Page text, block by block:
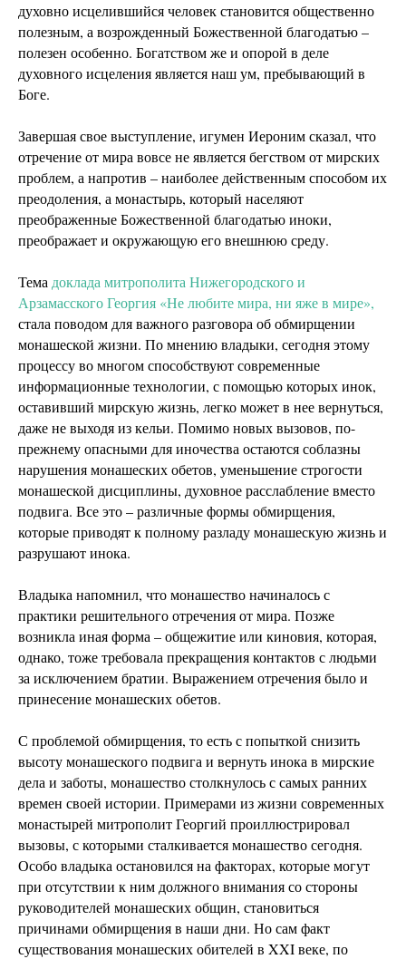
духовно исцелившийся человек становится общественно
полезным, а возрожденный Божественной благодатью –
полезен особенно. Богатством же и опорой в деле
духовного исцеления является наш ум, пребывающий в
Боге.
Завершая свое выступление, игумен Иероним сказал, что
отречение от мира вовсе не является бегством от мирских
проблем, а напротив – наиболее действенным способом их
преодоления, а монастырь, который населяют
преображенные Божественной благодатью иноки,
преображает и окружающую его внешнюю среду.
Тема доклада митрополита Нижегородского и
Арзамасского Георгия «Не любите мира, ни яже в мире»,
стала поводом для важного разговора об обмирщении
монашеской жизни. По мнению владыки, сегодня этому
процессу во многом способствуют современные
информационные технологии, с помощью которых инок,
оставивший мирскую жизнь, легко может в нее вернуться,
даже не выходя из кельи. Помимо новых вызовов, по-
прежнему опасными для иночества остаются соблазны
нарушения монашеских обетов, уменьшение строгости
монашеской дисциплины, духовное расслабление вместо
подвига. Все это – различные формы обмирщения,
которые приводят к полному разладу монашескую жизнь и
разрушают инока.
Владыка напомнил, что монашество начиналось с
практики решительного отречения от мира. Позже
возникла иная форма – общежитие или киновия, которая,
однако, тоже требовала прекращения контактов с людьми
за исключением братии. Выражением отречения было и
принесение монашеских обетов.
С проблемой обмирщения, то есть с попыткой снизить
высоту монашеского подвига и вернуть инока в мирские
дела и заботы, монашество столкнулось с самых ранних
времен своей истории. Примерами из жизни современных
монастырей митрополит Георгий проиллюстрировал
вызовы, с которыми сталкивается монашество сегодня.
Особо владыка остановился на факторах, которые могут
при отсутствии к ним должного внимания со стороны
руководителей монашеских общин, становиться
причинами обмирщения в наши дни. Но сам факт
существования монашеских обителей в XXI веке, по